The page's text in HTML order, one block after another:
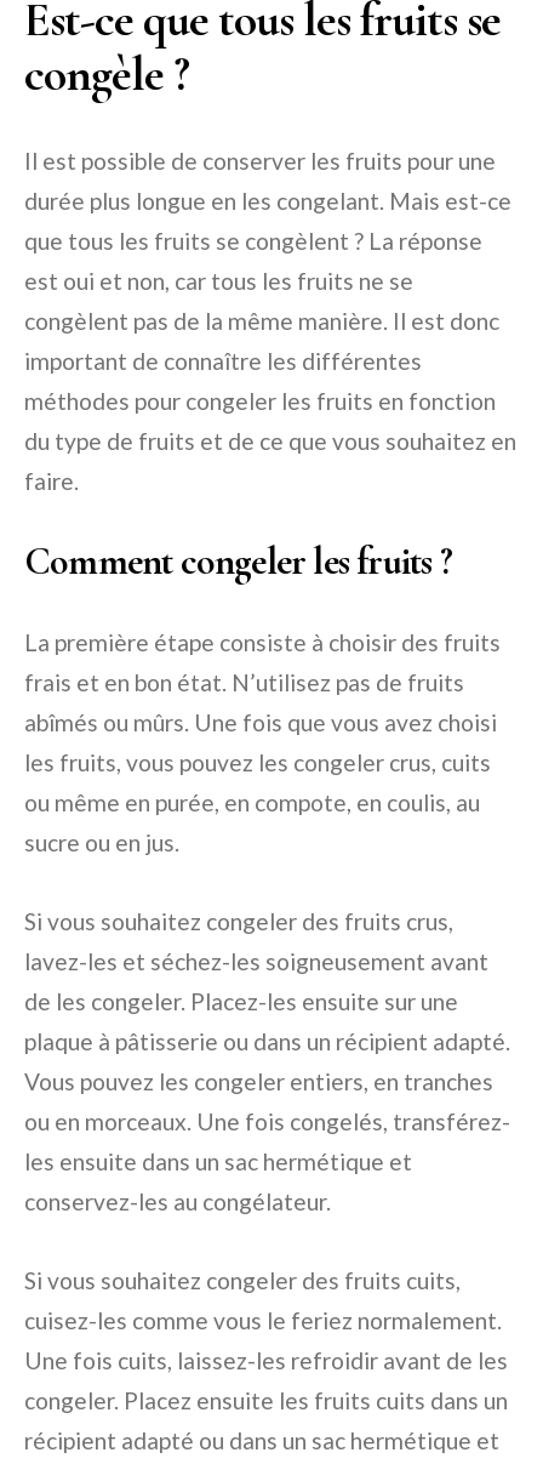
Est-ce que tous les fruits se
congèle ?
Il est possible de conserver les fruits pour une
durée plus longue en les congelant. Mais est-ce
que tous les fruits se congèlent ? La réponse
est oui et non, car tous les fruits ne se
congèlent pas de la même manière. Il est donc
important de connaître les différentes
méthodes pour congeler les fruits en fonction
du type de fruits et de ce que vous souhaitez en
faire.
Comment congeler les fruits ?
La première étape consiste à choisir des fruits
frais et en bon état. N’utilisez pas de fruits
abîmés ou mûrs. Une fois que vous avez choisi
les fruits, vous pouvez les congeler crus, cuits
ou même en purée, en compote, en coulis, au
sucre ou en jus.
Si vous souhaitez congeler des fruits crus,
lavez-les et séchez-les soigneusement avant
de les congeler. Placez-les ensuite sur une
plaque à pâtisserie ou dans un récipient adapté.
Vous pouvez les congeler entiers, en tranches
ou en morceaux. Une fois congelés, transférez-
les ensuite dans un sac hermétique et
conservez-les au congélateur.
Si vous souhaitez congeler des fruits cuits,
cuisez-les comme vous le feriez normalement.
Une fois cuits, laissez-les refroidir avant de les
congeler. Placez ensuite les fruits cuits dans un
récipient adapté ou dans un sac hermétique et